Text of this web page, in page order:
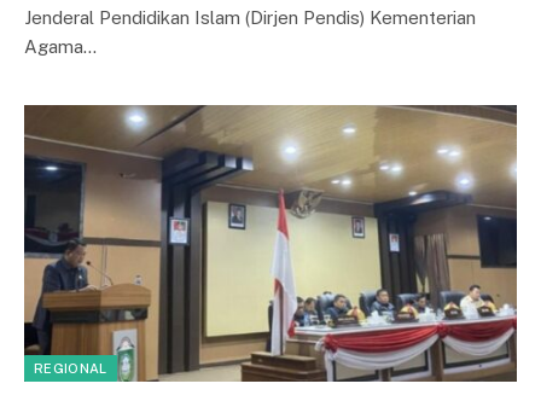
Jenderal Pendidikan Islam (Dirjen Pendis) Kementerian
Agama…
REGIONAL